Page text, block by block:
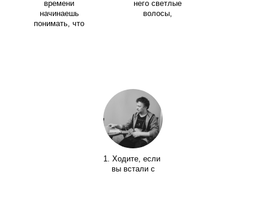
времени
начинаешь
понимать, что
него светлые
волосы,
1. Ходите, если
вы встали с